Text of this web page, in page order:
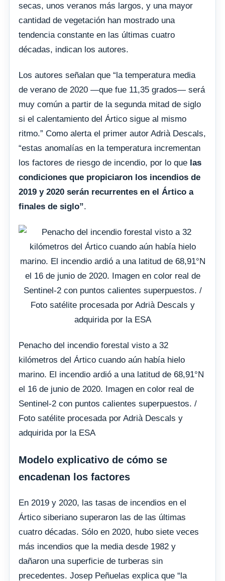
secas, unos veranos más largos, y una mayor
cantidad de vegetación han mostrado una
tendencia constante en las últimas cuatro
décadas, indican los autores.
Los autores señalan que “la temperatura media
de verano de 2020 —que fue 11,35 grados— será
muy común a partir de la segunda mitad de siglo
si el calentamiento del Ártico sigue al mismo
ritmo.” Como alerta el primer autor Adrià Descals,
“estas anomalías en la temperatura incrementan
los factores de riesgo de incendio, por lo que las
condiciones que propiciaron los incendios de
2019 y 2020 serán recurrentes en el Ártico a
finales de siglo”.
Penacho del incendio forestal visto a 32
kilómetros del Ártico cuando aún había hielo
marino. El incendio ardió a una latitud de 68,91°N
el 16 de junio de 2020. Imagen en color real de
Sentinel-2 con puntos calientes superpuestos. /
Foto satélite procesada por Adrià Descals y
adquirida por la ESA
Modelo explicativo de cómo se
encadenan los factores
En 2019 y 2020, las tasas de incendios en el
Ártico siberiano superaron las de las últimas
cuatro décadas. Sólo en 2020, hubo siete veces
más incendios que la media desde 1982 y
dañaron una superficie de turberas sin
precedentes. Josep Peñuelas explica que “la